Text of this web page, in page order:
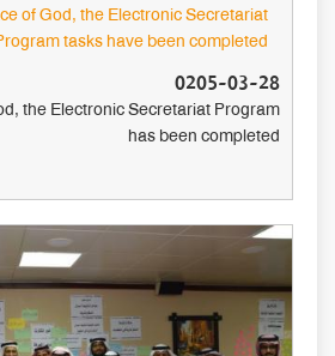
of God, the Electronic Secretariat
tasks have been completed
0205-03-28
the Electronic Secretariat Program
has been completed